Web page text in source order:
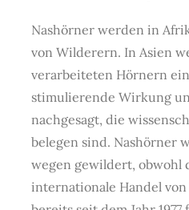
Nashörner werden in
von Wilderern. In Asien
verarbeiteten Hörnern
stimulierende Wirkung
nachgesagt, die
belegen sind. Nashörner
wegen gewildert, obwohl
internationale Handel